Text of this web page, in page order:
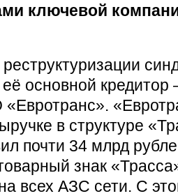
ключевой
её основной
«Евротранс».
в структуре
почти 34 млрд
знак
всех АЗС сети. С